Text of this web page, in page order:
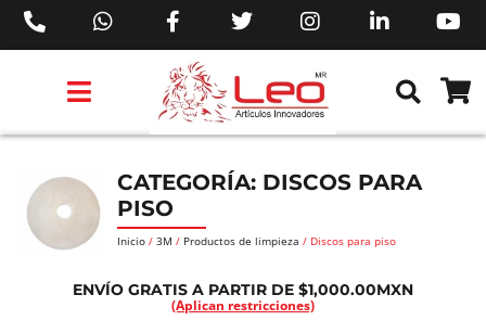
CATEGORÍA: DISCOS PARA
PISO
Inicio / 3M / Productos de limpieza / Discos para piso
ENVÍO GRATIS A PARTIR DE $1,000.00MXN
(Aplican restricciones)